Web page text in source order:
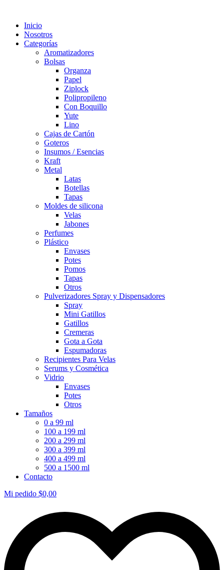
Inicio
Nosotros
Categorías
Aromatizadores
Bolsas
Organza
Papel
Ziplock
Polipropileno
Con Boquillo
Yute
Lino
Cajas de Cartón
Goteros
Insumos / Esencias
Kraft
Metal
Latas
Botellas
Tapas
Moldes de silicona
Velas
Jabones
Perfumes
Plástico
Envases
Potes
Pomos
Tapas
Otros
Pulverizadores Spray y Dispensadores
Spray
Mini Gatillos
Gatillos
Cremeras
Gota a Gota
Espumadoras
Recipientes Para Velas
Serums y Cosmética
Vidrio
Envases
Potes
Otros
Tamaños
0 a 99 ml
100 a 199 ml
200 a 299 ml
300 a 399 ml
400 a 499 ml
500 a 1500 ml
Contacto
Mi pedido $0,00